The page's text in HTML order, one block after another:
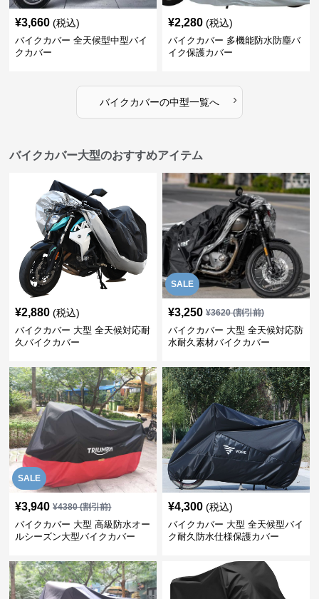
¥3,660 (税込)
バイクカバー 全天候型中型バイ
クカバー
¥2,280 (税込)
バイクカバー 多機能防水防塵バ
イク保護カバー
バイクカバーの中型一覧へ ›
バイクカバー大型のおすすめアイテム
¥2,880 (税込)
バイクカバー 大型 全天候対応耐
久バイクカバー
SALE
¥3,250 ¥3620(割引前)
バイクカバー 大型 全天候対応防
水耐久素材バイクカバー
SALE
¥3,940 ¥4380(割引前)
バイクカバー 大型 高級防水オー
ルシーズン大型バイクカバー
¥4,300 (税込)
バイクカバー 大型 全天候型バイ
ク耐久防水仕様保護カバー